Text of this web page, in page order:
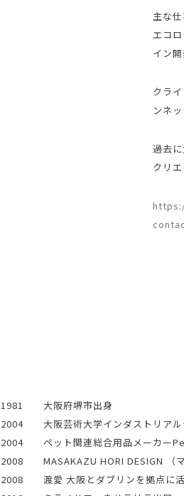
主な
エコ
イン
クラ
ンネ
過去
クリ
1981 大阪府堺市出身
2004 大阪芸術大学インダストリアル
2004 ペット関連総合用品メーカー
2008 MASAKAZU HORI DESIGN （
2008 渡愛 大阪とダブリンを拠点に